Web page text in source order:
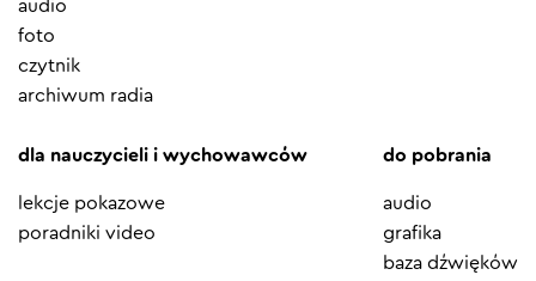
audio
foto
czytnik
archiwum radia
dla nauczycieli i wychowawców
lekcje pokazowe
poradniki video
do pobrania
audio
grafika
baza dźwięków